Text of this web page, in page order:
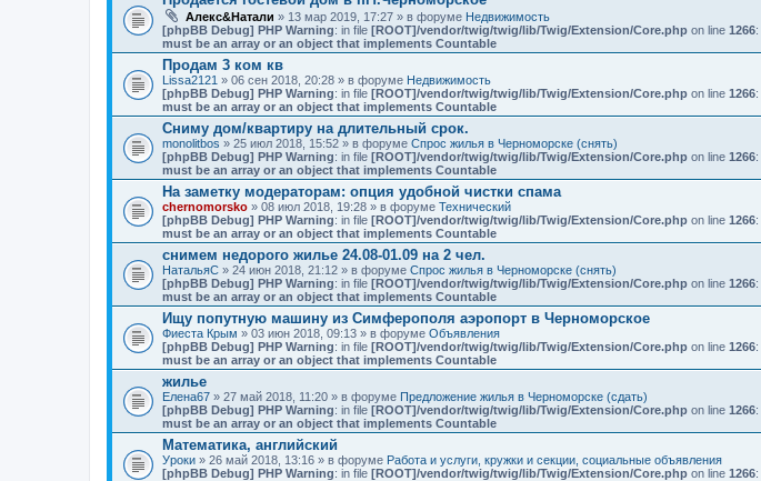
Алекс&Натали » 13 мар 2019, 17:27 » в форуме Недвижимость
[phpBB Debug] PHP Warning: in file [ROOT]/vendor/twig/twig/lib/Twig/Extension/Core.php on line 1266:
must be an array or an object that implements Countable
Продам 3 ком кв
Lissa2121 » 06 сен 2018, 20:28 » в форуме Недвижимость
[phpBB Debug] PHP Warning: in file [ROOT]/vendor/twig/twig/lib/Twig/Extension/Core.php on line 1266:
must be an array or an object that implements Countable
Сниму дом/квартиру на длительный срок.
monolitbos » 25 июл 2018, 15:52 » в форуме Спрос жилья в Черноморске (снять)
[phpBB Debug] PHP Warning: in file [ROOT]/vendor/twig/twig/lib/Twig/Extension/Core.php on line 1266:
must be an array or an object that implements Countable
На заметку модераторам: опция удобной чистки спама
chernomorsko » 08 июл 2018, 19:28 » в форуме Технический
[phpBB Debug] PHP Warning: in file [ROOT]/vendor/twig/twig/lib/Twig/Extension/Core.php on line 1266:
must be an array or an object that implements Countable
снимем недорого жилье 24.08-01.09 на 2 чел.
НатальяС » 24 июн 2018, 21:12 » в форуме Спрос жилья в Черноморске (снять)
[phpBB Debug] PHP Warning: in file [ROOT]/vendor/twig/twig/lib/Twig/Extension/Core.php on line 1266:
must be an array or an object that implements Countable
Ищу попутную машину из Симферополя аэропорт в Черноморское
Фиеста Крым » 03 июн 2018, 09:13 » в форуме Объявления
[phpBB Debug] PHP Warning: in file [ROOT]/vendor/twig/twig/lib/Twig/Extension/Core.php on line 1266:
must be an array or an object that implements Countable
жилье
Елена67 » 27 май 2018, 11:20 » в форуме Предложение жилья в Черноморске (сдать)
[phpBB Debug] PHP Warning: in file [ROOT]/vendor/twig/twig/lib/Twig/Extension/Core.php on line 1266:
must be an array or an object that implements Countable
Математика, английский
Уроки » 26 май 2018, 13:16 » в форуме Работа и услуги, кружки и секции, социальные объявления
[phpBB Debug] PHP Warning: in file [ROOT]/vendor/twig/twig/lib/Twig/Extension/Core.php on line 1266: